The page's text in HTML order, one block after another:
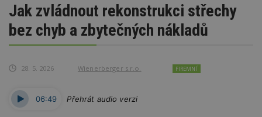
Jak zvládnout rekonstrukci střechy
bez chyb a zbytečných nákladů
28. 5. 2026 Wienerberger s.r.o. FIREMNÍ
06:49 Přehrát audio verzi